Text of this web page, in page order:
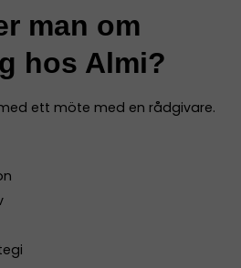
man om
hos Almi?
ett möte med en rådgivare.